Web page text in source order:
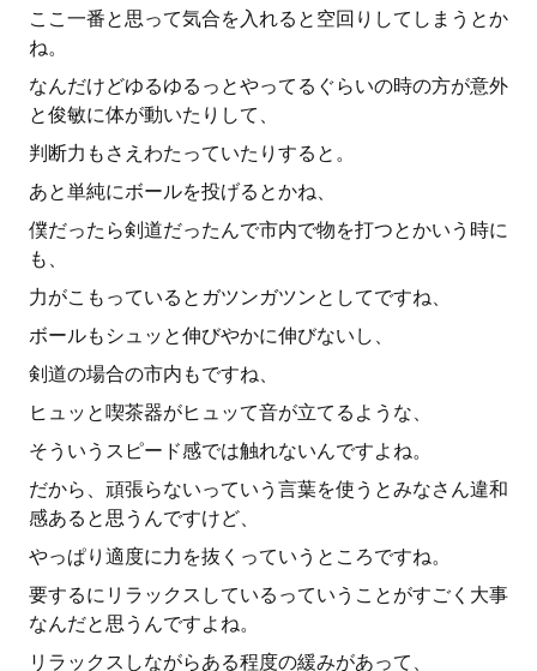
ここ一番と思って気合を入れると空回りしてしまうとか
ね。
なんだけどゆるゆるっとやってるぐらいの時の方が意外
と俊敏に体が動いたりして、
判断力もさえわたっていたりすると。
あと単純にボールを投げるとかね、
僕だったら剣道だったんで市内で物を打つとかいう時に
も、
力がこもっているとガツンガツンとしてですね、
ボールもシュッと伸びやかに伸びないし、
剣道の場合の市内もですね、
ヒュッと喫茶器がヒュッて音が立てるような、
そういうスピード感では触れないんですよね。
だから、頑張らないっていう言葉を使うとみなさん違和
感あると思うんですけど、
やっぱり適度に力を抜くっていうところですね。
要するにリラックスしているっていうことがすごく大事
なんだと思うんですよね。
リラックスしながらある程度の緩みがあって、